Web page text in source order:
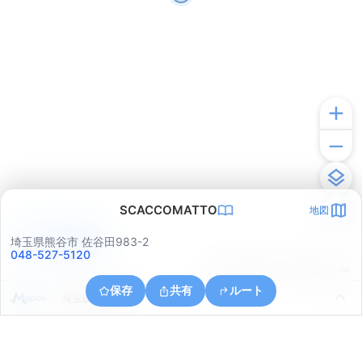
SCACCOMATTO 地図
埼玉県熊谷市 佐谷田983-2
048-527-5120
保存 共有 ルート
埼玉県熊谷市戸出
アプリで見る